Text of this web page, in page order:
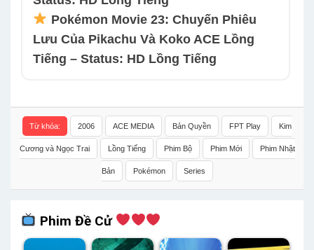
Pokémon Movie 23: Chuyến Phiêu
Lưu Của Pikachu Và Koko ACE Lồng
Tiếng – Status: HD Lồng Tiếng
Từ khóa: 2006 ACE MEDIA Bản Quyền FPT Play Kim
Cương và Ngọc Trai Lồng Tiếng Phim Bộ Phim Mới Phim Nhật
Bản Pokémon Series
Phim Đề Cử